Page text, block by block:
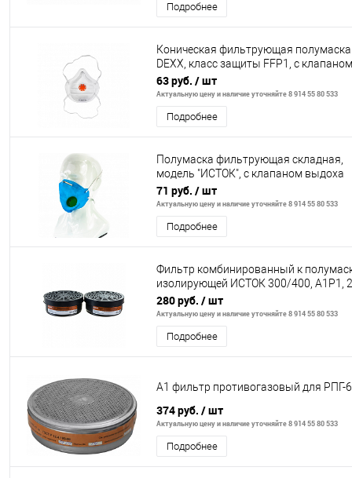
Подробнее
Коническая фильтрующая полумаска
DEXX, класс защиты FFP1, с клапаном
выдоха
63 руб. / шт
Актуальную цену и наличие уточняйте 8 914 55 80 533
Подробнее
Полумаска фильтрующая складная,
модель "ИСТОК", с клапаном выдоха
FFP1 NR// Россия
71 руб. / шт
Актуальную цену и наличие уточняйте 8 914 55 80 533
Подробнее
Фильтр комбинированный к
изолирующей ИСТОК 300/400, А1Р1, 2
шт.// Россия
280 руб. / шт
Актуальную цену и наличие уточняйте 8 914 55 80 533
Подробнее
А1 фильтр противогазовый для РПГ-
374 руб. / шт
Актуальную цену и наличие уточняйте 8 914 55 80 533
Подробнее